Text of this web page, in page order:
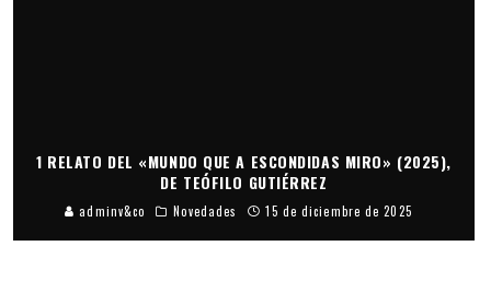
1 RELATO DEL «MUNDO QUE A ESCONDIDAS MIRO» (2025),
DE TEÓFILO GUTIÉRREZ
adminv&co Novedades 15 de diciembre de 2025